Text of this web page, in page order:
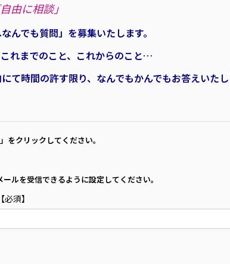
由に相談」
んでも質問」を募集いたします。
れまでのこと、これからのこと…
て時間の許す限り、なんでもかんでもお答えいたし
をクリックしてください。
を受信できるように設定してください。
須】